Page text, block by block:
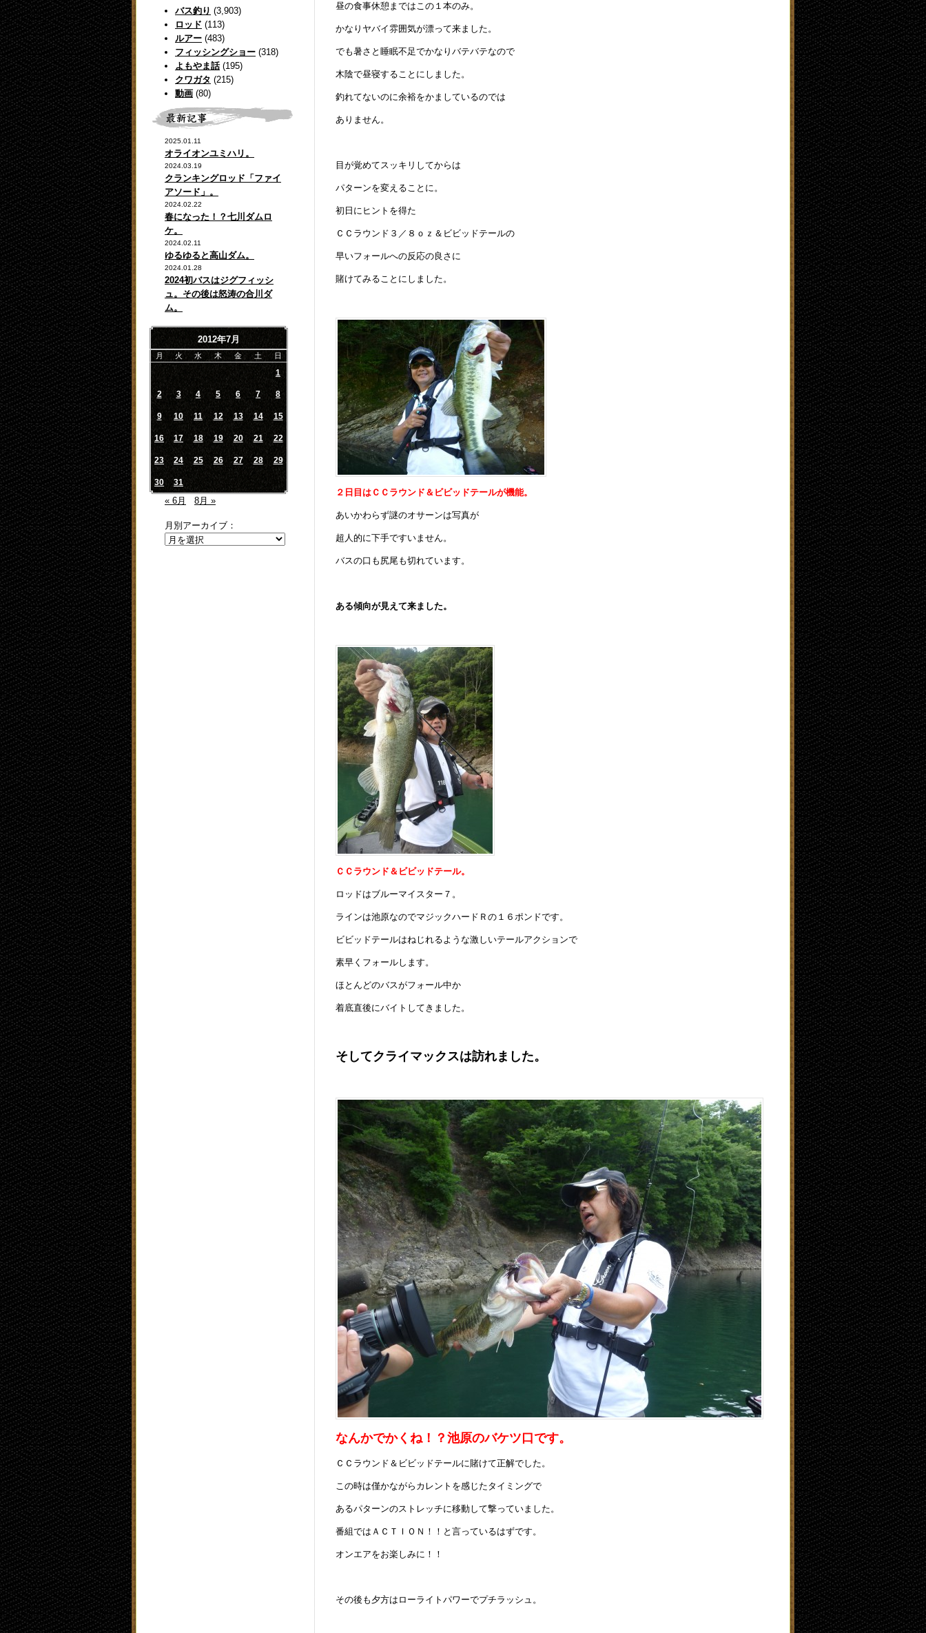
バス釣り (3,903)
ロッド (113)
ルアー (483)
フィッシングショー (318)
よもやま話(195)
クワガタ (215)
動画 (80)
2025.01.11
オライオンユミハリ。
2024.03.19
クランキングロッド「ファイ
アソード」。
2024.02.22
春になった！？七川ダムロ
ケ。
2024.02.11
ゆるゆると高山ダム。
2024.01.28
2024初バスはジグフィッシ
ュ。その後は怒涛の合川ダ
ム。
2012年7月
月 火 水 木 金 土 日
1
2 3 4 5 6 7 8
9 10 11 12 13 14 15
16 17 18 19 20 21 22
23 24 25 26 27 28 29
30 31
« 6月 8月 »
月別アーカイブ：
昼の食事休憩まではこの１本のみ。
かなりヤバイ雰囲気が漂って来ました。
でも暑さと睡眠不足でかなりバテバテなので
木陰で昼寝することにしました。
釣れてないのに余裕をかましているのでは
ありません。
目が覚めてスッキリしてからは
パターンを変えることに。
初日にヒントを得た
ＣＣラウンド３／８ｏｚ＆ビビッドテールの
早いフォールへの反応の良さに
賭けてみることにしました。
２日目はＣＣラウンド＆ビビッドテールが機能。
あいかわらず謎のオサーンは写真が
超人的に下手ですいません。
バスの口も尻尾も切れています。
ある傾向が見えて来ました。
ＣＣラウンド＆ビビッドテール。
ロッドはブルーマイスター７。
ラインは池原なのでマジックハードＲの１６ポンドです。
ビビッドテールはねじれるような激しいテールアクションで
素早くフォールします。
ほとんどのバスがフォール中か
着底直後にバイトしてきました。
そしてクライマックスは訪れました。
なんかでかくね！？池原のバケツ口です。
ＣＣラウンド＆ビビッドテールに賭けて正解でした。
この時は僅かながらカレントを感じたタイミングで
あるパターンのストレッチに移動して撃っていました。
番組ではＡＣＴＩＯＮ！！と言っているはずです。
オンエアをお楽しみに！！
その後も夕方はローライトパワーでプチラッシュ。